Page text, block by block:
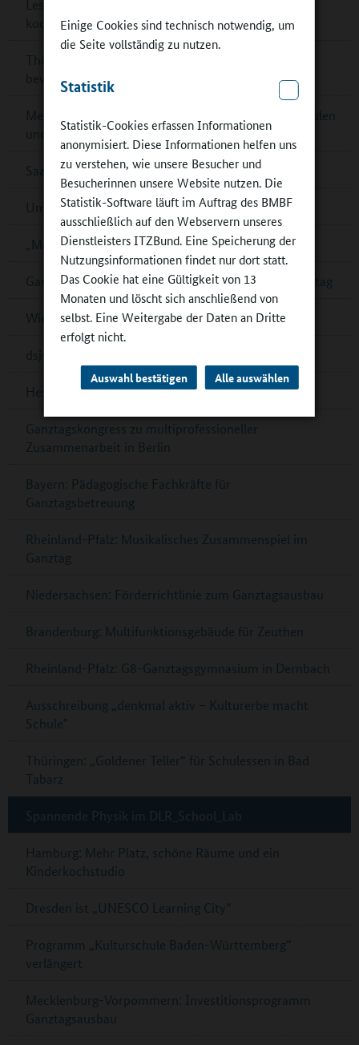
Einige Cookies sind technisch notwendig, um
die Seite vollständig zu nutzen.
Statistik
Statistik-Cookies erfassen Informationen
anonymisiert. Diese Informationen helfen uns
zu verstehen, wie unsere Besucher und
Besucherinnen unsere Website nutzen. Die
Statistik-Software läuft im Auftrag des BMBF
ausschließlich auf den Webservern unseres
Dienstleisters ITZBund. Eine Speicherung der
Nutzungsinformationen findet nur dort statt.
Das Cookie hat eine Gültigkeit von 13
Monaten und löscht sich anschließend von
selbst. Eine Weitergabe der Daten an Dritte
erfolgt nicht.
Auswahl bestätigen Alle auswählen
Lesetipp: Raum- und Flächengestaltung im
kooperativen Ganztag
Thüringen: Preis für Schulbibliotheken – jetzt noch
bewerben!
Mecklenburg-Vorpommern: Kontaktbörsen für Schulen
und Partner
Saarländischer Ernährungspreis – jetzt bewerben!
Umfrage zur Schulverpflegung in Cottbus
„Mein Bildungsraum“ in Ganztagsschulen
Ganztagsschulverband: Demokratiebildung im Ganztag
Wiener „Wasserschulen“
dsj-Bewegungskampagne MOVE wird fortgesetzt
Hessen: Musikalische Bildung in Ober-Ramstadt
Ganztagskongress zu multiprofessioneller
Zusammenarbeit in Berlin
Bayern: Pädagogische Fachkräfte für
Ganztagsbetreuung
Rheinland-Pfalz: Musikalisches Zusammenspiel im
Ganztag
Niedersachsen: Förderrichtlinie zum Ganztagsausbau
Brandenburg: Multifunktionsgebäude für Zeuthen
Rheinland-Pfalz: G8-Ganztagsgymnasium in Dernbach
Ausschreibung „denkmal aktiv – Kulturerbe macht
Schule‟
Thüringen: „Goldener Teller“ für Schulessen in Bad
Tabarz
Spannende Physik im DLR_School_Lab
Hamburg: Mehr Platz, schöne Räume und ein
Kinderkochstudio
Dresden ist „UNESCO Learning City“
Programm „Kulturschule Baden-Württemberg“
verlängert
Mecklenburg-Vorpommern: Investitionsprogramm
Ganztagsausbau